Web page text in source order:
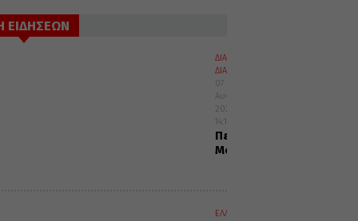
ΕΙΔΗΣΕΩΝ
ΔΙΑΛΟΓΟΣ
ΔΙΑΦΟΡΑ
07
Αυγούστου
2026
14:10
Περί
Μοναχισμού
ΕΛΛΑΔΑ